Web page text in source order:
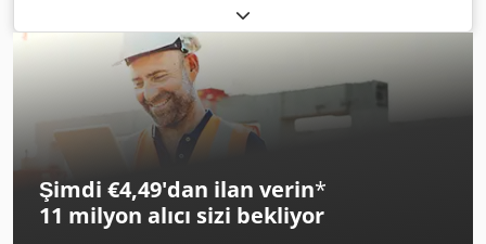
1500(1600)x1300mm AŞAĞI MASA ÖLÇÜLERİ
1500(1600)x1300mm YASTIK 100t YASTIK UZUNLUĞU 280
mm Dcedpfx Aajtndu Usvok AĞIRLIK 28.000kgr YENI GIBI
TAM YENILEME HER ŞEYİ DEĞİŞTİRİN (MÜHÜRLER
POMPALAR vb.)
Şimdi €4,49'dan ilan verin*
11 milyon alıcı sizi bekliyor